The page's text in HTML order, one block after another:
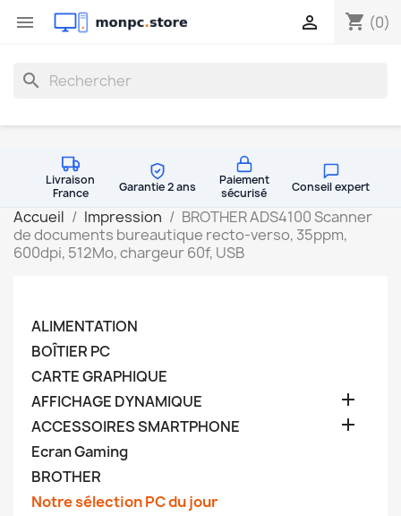
 shopping_cart (0)

search
Livraison
France
Garantie 2 ans
Paiement
sécurisé
Conseil expert
Accueil Impression
BROTHER ADS4100 Scanner
de documents bureautique recto-verso, 35ppm,
600dpi, 512Mo, chargeur 60f, USB
ALIMENTATION
BOÎTIER PC
CARTE GRAPHIQUE
AFFICHAGE DYNAMIQUE

ACCESSOIRES SMARTPHONE 
Ecran Gaming
BROTHER
Notre sélection PC du jour